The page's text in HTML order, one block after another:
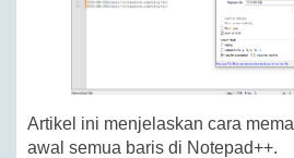
Artikel ini menjelaskan cara
awal semua baris di Notepad++.